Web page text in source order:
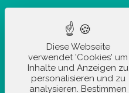
Diese Webseite
verwendet 'Cookies' um
Inhalte und Anzeigen zu
personalisieren und zu
analysieren. Bestimmen